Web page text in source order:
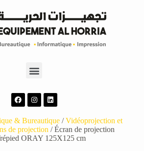
& Bureautique/Vidéoprojection et
de projection / Écran de projection
ORAY 125X125 cm